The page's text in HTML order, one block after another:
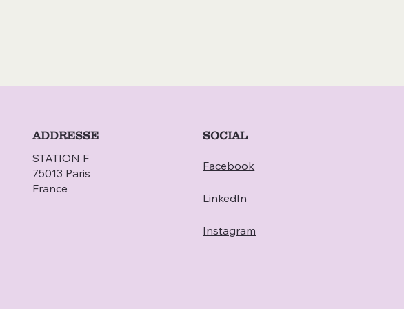
ADDRESSE
STATION F
75013 Paris
France
SOCIAL
Facebook
LinkedIn
Instagram